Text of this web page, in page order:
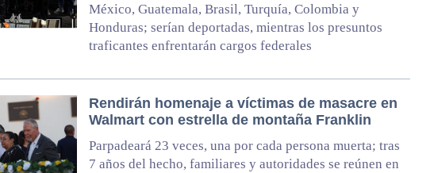
México, Guatemala, Brasil, Turquía, Colombia y
Honduras; serían deportadas, mientras los presuntos
traficantes enfrentarán cargos federales
Rendirán homenaje a víctimas de masacre en
Walmart con estrella de montaña Franklin
Parpadeará 23 veces, una por cada persona muerta; tras
7 años del hecho, familiares y autoridades se reúnen en